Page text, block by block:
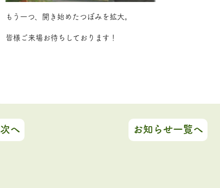
もう一つ、開き始めたつぼみを拡大。
皆様ご来場お待ちしております！
次へ お知らせ一覧へ